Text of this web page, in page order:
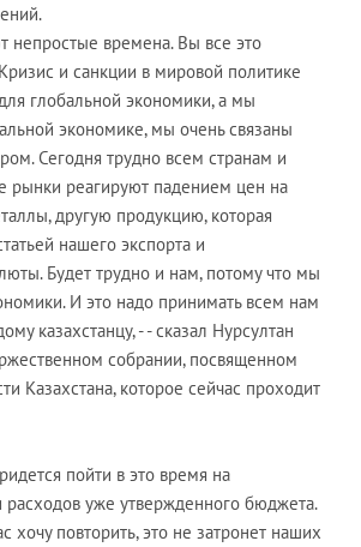
непростые времена. Вы все это
и санкции в мировой политике
глобальной экономики, а мы
экономике, мы очень связаны
Сегодня трудно всем странам и
рынки реагируют падением цен на
другую продукцию, которая
нашего экспорта и
Будет трудно и нам, потому что мы
И это надо принимать всем нам
казахстанцу, - - сказал Нурсултан
собрании, посвященном
Казахстана, которое сейчас проходит
пойти в это время на
расходов уже утвержденного бюджета.
хочу повторить, это не затронет наших